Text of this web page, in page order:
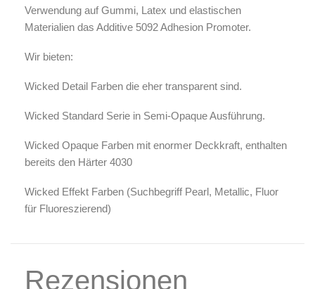
Verwendung auf Gummi, Latex und elastischen
Materialien das Additive 5092 Adhesion Promoter.
Wir bieten:
Wicked Detail Farben die eher transparent sind.
Wicked Standard Serie in Semi-Opaque Ausführung.
Wicked Opaque Farben mit enormer Deckkraft, enthalten
bereits den Härter 4030
Wicked Effekt Farben (Suchbegriff Pearl, Metallic, Fluor
für Fluoreszierend)
Rezensionen